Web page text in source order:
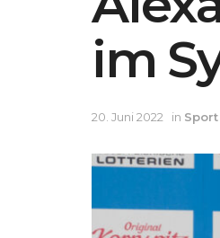
im
20. Juni 2022 in Sport